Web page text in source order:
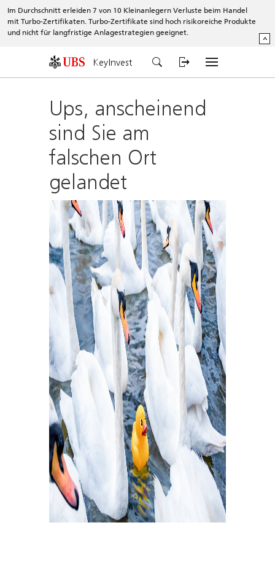
Im Durchschnitt erleiden 7 von 10 Kleinanlegern Verluste beim Handel
mit Turbo-Zertifikaten. Turbo-Zertifikate sind hoch risikoreiche Produkte
und nicht für langfristige Anlagestrategien geeignet.
^
KeyInvest
Ups, anscheinend
sind Sie am
falschen Ort
gelandet